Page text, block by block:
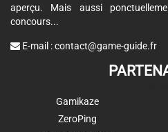
aperçu. Mais aussi
concours...
E-mail :contact@game-guide.fr
Gamikaze
ZeroPing